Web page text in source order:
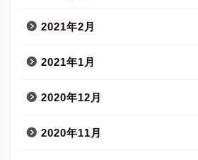
2021年2月
2021年1月
2020年12月
2020年11月